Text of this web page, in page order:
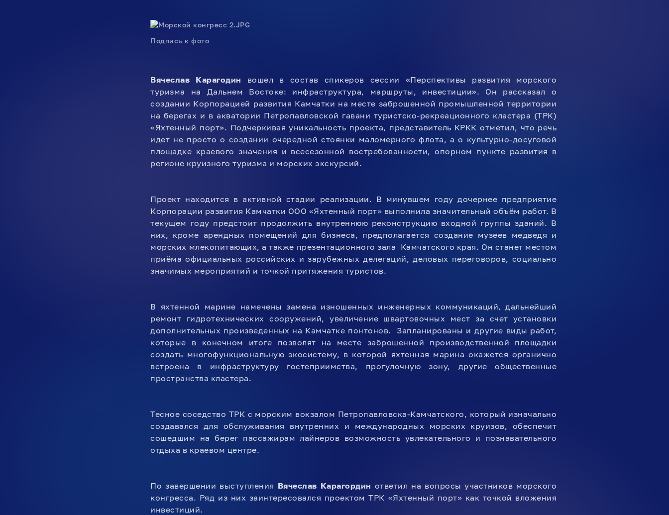
Подпись к фото
Вячеслав Карагодин вошел в состав спикеров сессии «Перспективы развития морского
туризма на Дальнем Востоке: инфраструктура, маршруты, инвестиции». Он рассказал о
создании Корпорацией развития Камчатки на месте заброшенной промышленной территории
на берегах и в акватории Петропавловской гавани туристско-рекреационного кластера (ТРК)
«Яхтенный порт». Подчеркивая уникальность проекта, представитель КРКК отметил, что речь
идет не просто о создании очередной стоянки маломерного флота, а о культурно-досуговой
площадке краевого значения и всесезонной востребованности, опорном пункте развития в
регионе круизного туризма и морских экскурсий.
Проект находится в активной стадии реализации. В минувшем году дочернее предприятие
Корпорации развития Камчатки ООО «Яхтенный порт» выполнила значительный объём работ. В
текущем году предстоит продолжить внутреннюю реконструкцию входной группы зданий. В
них, кроме арендных помещений для бизнеса, предполагается создание музеев медведя и
морских млекопитающих, а также презентационного зала Камчатского края. Он станет местом
приёма официальных российских и зарубежных делегаций, деловых переговоров, социально
значимых мероприятий и точкой притяжения туристов.
В яхтенной марине намечены замена изношенных инженерных коммуникаций, дальнейший
ремонт гидротехнических сооружений, увеличение швартовочных мест за счет установки
дополнительных произведенных на Камчатке понтонов. Запланированы и другие виды работ,
которые в конечном итоге позволят на месте заброшенной производственной площадки
создать многофункциональную экосистему, в которой яхтенная марина окажется органично
встроена в инфраструктуру гостеприимства, прогулочную зону, другие общественные
пространства кластера.
Тесное соседство ТРК с морским вокзалом Петропавловска-Камчатского, который изначально
создавался для обслуживания внутренних и международных морских круизов, обеспечит
сошедшим на берег пассажирам лайнеров возможность увлекательного и познавательного
отдыха в краевом центре.
По завершении выступления Вячеслав Карагордин ответил на вопросы участников морского
конгресса. Ряд из них заинтересовался проектом ТРК «Яхтенный порт» как точкой вложения
инвестиций.